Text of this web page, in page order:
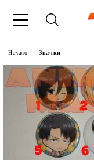
Начало Значки